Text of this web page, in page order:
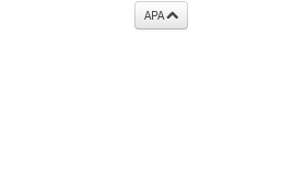
APA